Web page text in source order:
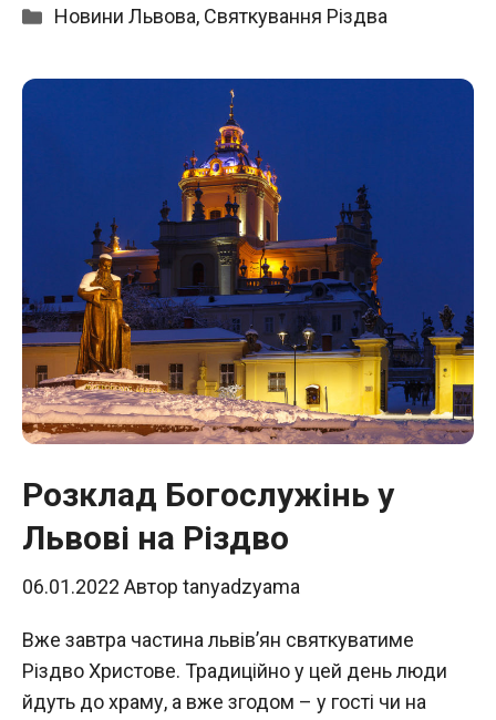
Категорії
Новини Львова, Святкування Різдва
Розклад Богослужінь у
Львові на Різдво
06.01.2022 Автор tanyadzyama
Вже завтра частина львівʼян святкуватиме
Різдво Христове. Традиційно у цей день люди
йдуть до храму, а вже згодом – у гості чи на